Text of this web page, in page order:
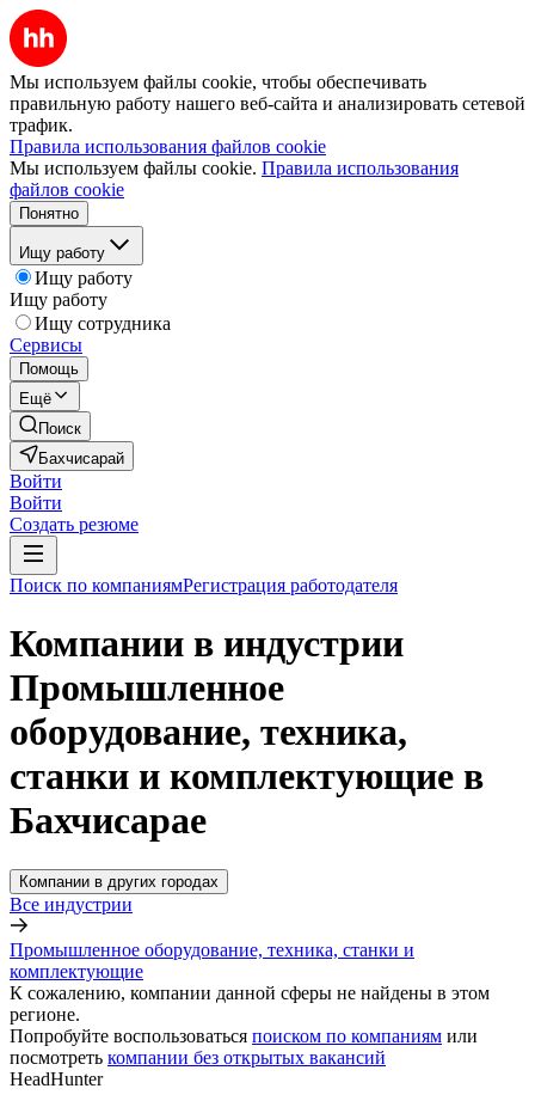
Мы используем файлы cookie, чтобы обеспечивать
правильную работу нашего веб-сайта и анализировать сетевой
трафик.
Правила использования файлов cookie
Мы используем файлы cookie. Правила использования
файлов cookie
Понятно
Ищу работу
Ищу работу
Ищу работу
Ищу сотрудника
Сервисы
Помощь
Ещё
Поиск
Бахчисарай
Войти
Войти
Создать резюме
Поиск по компаниямРегистрация работодателя
Компании в индустрии
Промышленное
оборудование, техника,
станки и комплектующие в
Бахчисарае
Компании в других городах
Все индустрии
Промышленное оборудование, техника, станки и
комплектующие
К сожалению, компании данной сферы не найдены в этом
регионе.
Попробуйте воспользоваться поиском по компаниям или
посмотреть компании без открытых вакансий
HeadHunter